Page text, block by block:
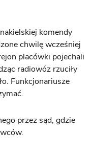
komendy
chwilę wcześniej
placówki pojechali
radiowóz rzuciły
Funkcjonariusze
przez sąd, gdzie